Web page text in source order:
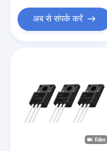
अब से संपर्क करें